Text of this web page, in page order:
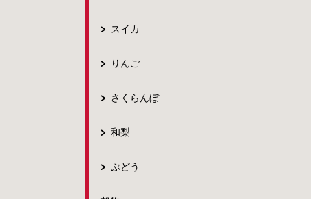
スイカ
りんご
さくらんぼ
和梨
ぶどう